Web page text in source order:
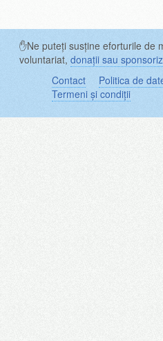
✋Ne puteți susține eforturile de
voluntariat, donații sau
Contact
Politica de
Termeni și condiții